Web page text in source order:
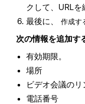
クして、URLを
最後に、
作成す
次の情報を追加す
有効期限。
場所
ビデオ会議のリ
電話番号